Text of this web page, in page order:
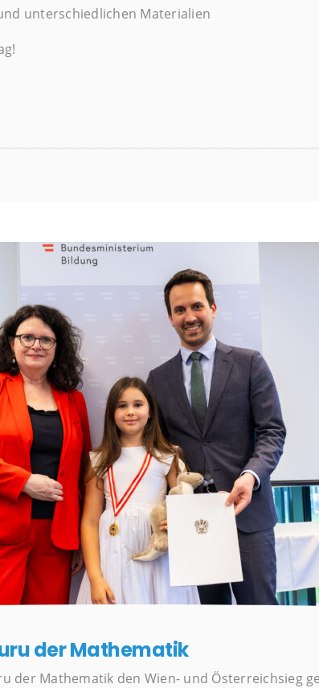
unterschiedlichen Materialien
der Mathematik
der Mathematik den Wien- und Österreichsieg